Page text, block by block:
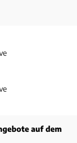
auf dem